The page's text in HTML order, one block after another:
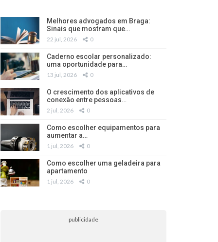
Melhores advogados em Braga:
Sinais que mostram que…
22 jul, 2026 0
Caderno escolar personalizado:
uma oportunidade para…
13 jul, 2026 0
O crescimento dos aplicativos de
conexão entre pessoas…
2 jul, 2026 0
Como escolher equipamentos para
aumentar a…
1 jul, 2026 0
Como escolher uma geladeira para
apartamento
1 jul, 2026 0
publicidade